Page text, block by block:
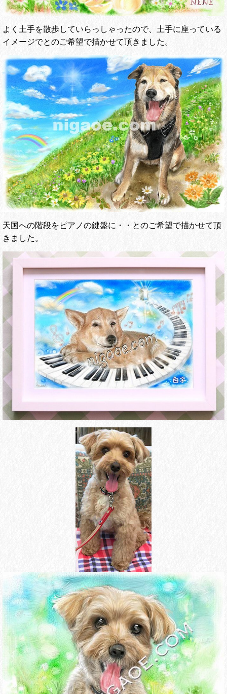
よく土手を散歩していらっしゃったので、土手に座っている
イメージでとのご希望で描かせて頂きました。
天国への階段をピアノの鍵盤に・・とのご希望で描かせて頂
きました。